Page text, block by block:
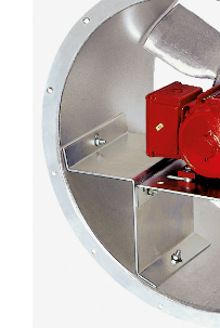
Lighting and
Equipment
Complete solutions in
material for each